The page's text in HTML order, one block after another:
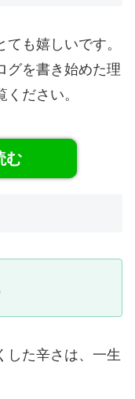
も嬉しいです。
グを書き始めた理
ださい。
む
した辛さは、一生